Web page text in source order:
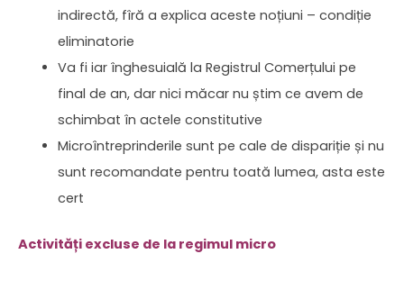
indirectă, fîră a explica aceste noțiuni – condiție
eliminatorie
Va fi iar înghesuială la Registrul Comerțului pe
final de an, dar nici măcar nu știm ce avem de
schimbat în actele constitutive
Microîntreprinderile sunt pe cale de dispariție și nu
sunt recomandate pentru toată lumea, asta este
cert
Activități excluse de la regimul micro